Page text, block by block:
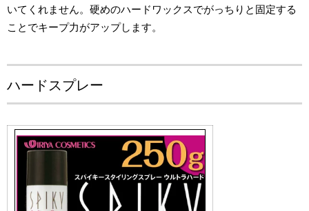
いてくれません。硬めのハードワックスでがっちりと固定する
ことでキープ力がアップします。
ハードスプレー